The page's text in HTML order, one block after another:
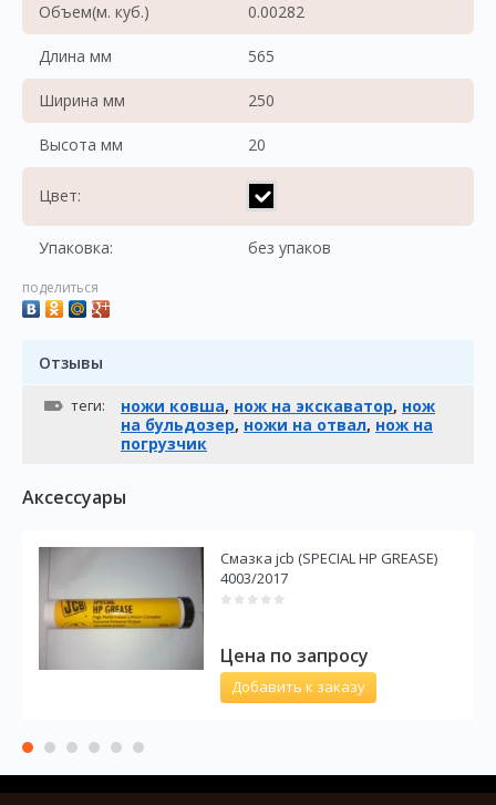
Объем(м. куб.) 0.00282
Длина мм 565
Ширина мм 250
Высота мм 20
Цвет:
Упаковка: без упаков
поделиться
Отзывы
теги: ножи ковша, нож на экскаватор, нож
на бульдозер, ножи на отвал, нож на
погрузчик
Аксессуары
Смазка jcb (SPECIAL HP GREASE)
4003/2017
Цена по запросу
Добавить к заказу